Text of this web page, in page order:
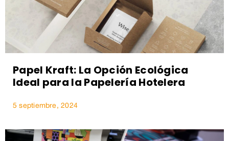
Papel Kraft: La Opción Ecológica
Ideal para la Papelería Hotelera
5 septiembre, 2024